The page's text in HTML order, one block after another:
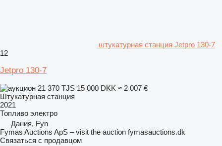
штукатурная станция Jetpro 130-7
12
Jetpro 130-7
21 370 TJS 15 000 DKK ≈ 2 007 €
Штукатурная станция
2021
Топливо электро
Дания, Fyn
Fymas Auctions ApS – visit the auction fymasauctions.dk
Связаться с продавцом